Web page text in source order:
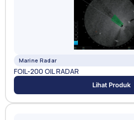
Marine Radar
FOIL-200 OIL RADAR
Lihat Produk